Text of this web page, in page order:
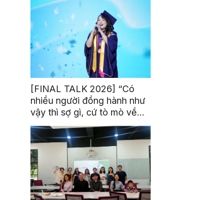
[FINAL TALK 2026] “Có
nhiều người đồng hành như
vậy thì sợ gì, cứ tò mò về
thế giới thôi”